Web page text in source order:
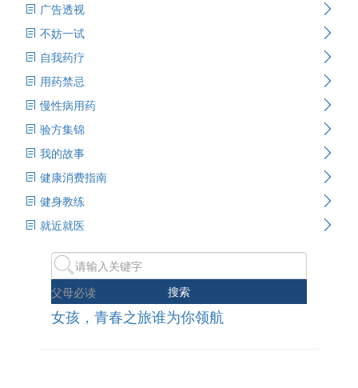
广告透视
不妨一试
自我药疗
用药禁忌
慢性病用药
验方集锦
我的故事
健康消费指南
健身教练
就近就医
搜索
父母必读
女孩，青春之旅谁为你领航